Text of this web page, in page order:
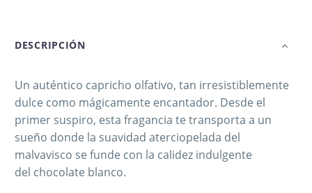
DESCRIPCIÓN
Un auténtico capricho olfativo, tan irresistiblemente
dulce como mágicamente encantador. Desde el
primer suspiro, esta fragancia te transporta a un
sueño donde la suavidad aterciopelada del
malvavisco se funde con la calidez indulgente
del chocolate blanco.